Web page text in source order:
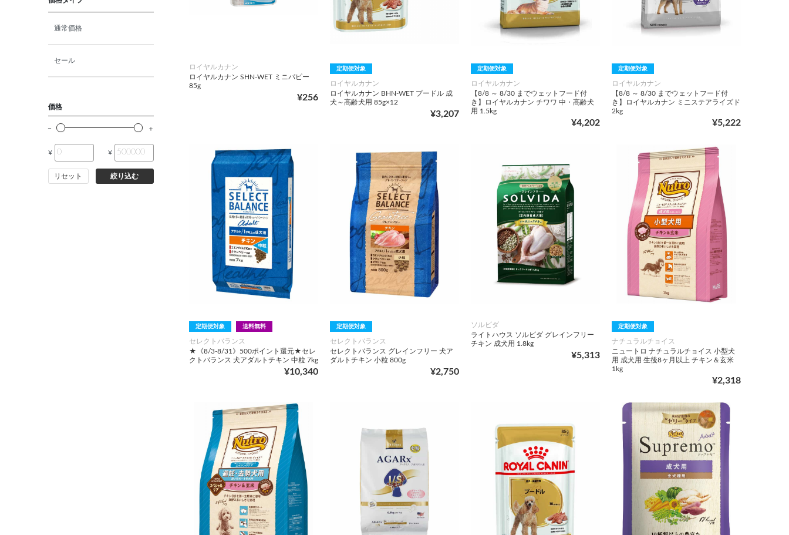
猫ドライフード
猫ウェットフード
その他ペット用品
小動物・鳥フード
通常価格
セール
価格
¥ ¥
リセット 絞り込む
ロイヤルカナン
ロイヤルカナン SHN-WET ミニパピー
85g
¥256
定期便対象
ロイヤルカナン
ロイヤルカナン BHN-WET プードル 成
犬～高齢犬用 85g×12
¥3,207
定期便対象
ロイヤルカナン
【8/8 ～ 8/30 までウェットフード付
き】ロイヤルカナン チワワ 中・高齢犬
用 1.5kg
¥4,202
定期便対象
ロイヤルカナン
【8/8 ～ 8/30 までウェットフード付
き】ロイヤルカナン ミニステアライズド
2kg
¥5,222
定期便対象 送料無料
セレクトバランス
★《8/3-8/31》500ポイント還元★セレ
クトバランス 犬アダルトチキン 中粒 7kg
¥10,340
定期便対象
セレクトバランス
セレクトバランス グレインフリー 犬ア
ダルトチキン 小粒 800g
¥2,750
ソルビダ
ライトハウス ソルビダ グレインフリー
チキン 成犬用 1.8kg
¥5,313
定期便対象
ナチュラルチョイス
ニュートロ ナチュラルチョイス 小型犬
用 成犬用 生後8ヶ月以上 チキン＆玄米
1kg
¥2,318